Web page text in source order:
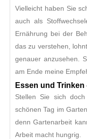
Vielleicht haben Sie
auch als
Ernährung bei der
das zu verstehen,
genauer anzusehen.
am Ende meine
Essen und
Stellen Sie sich
schönen Tag im
denn Gartenarbeit
Arbeit macht hungrig.